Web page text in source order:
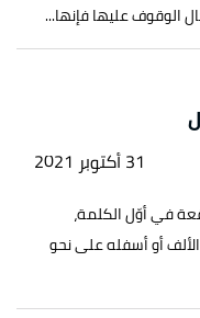
الوقوف عليها فإنها...
31 أكتوبر 2021
في أوّل الكلمة،
أو أسفله على نحو